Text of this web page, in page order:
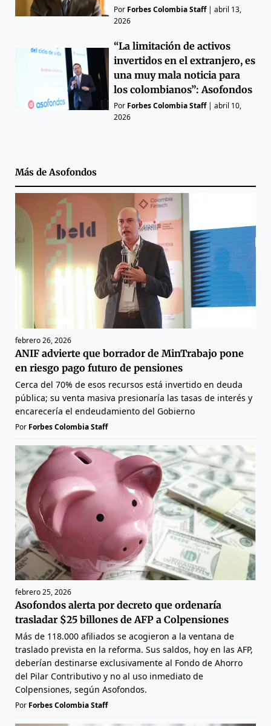
Por Forbes Colombia Staff|abril 13,
2026
“La limitación de activos
invertidos en el extranjero, es
una muy mala noticia para
los colombianos”: Asofondos
Por Forbes Colombia Staff|abril 10,
2026
Más de Asofondos
febrero 26, 2026
ANIF advierte que borrador de MinTrabajo pone
en riesgo pago futuro de pensiones
Cerca del 70% de esos recursos está invertido en deuda
pública; su venta masiva presionaría las tasas de interés y
encarecería el endeudamiento del Gobierno
Por Forbes Colombia Staff
febrero 25, 2026
Asofondos alerta por decreto que ordenaría
trasladar $25 billones de AFP a Colpensiones
Más de 118.000 afiliados se acogieron a la ventana de
traslado prevista en la reforma. Sus saldos, hoy en las AFP,
deberían destinarse exclusivamente al Fondo de Ahorro
del Pilar Contributivo y no al uso inmediato de
Colpensiones, según Asofondos.
Por Forbes Colombia Staff